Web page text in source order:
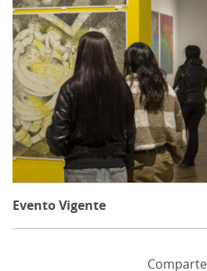
Evento Vigente
Comparte